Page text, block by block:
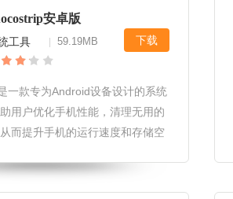
安卓版
工具 59.19MB 下载
一款专为Android设备设计的系统
用户优化手机性能，清理无用的
而提升手机的运行速度和存储空
安卓版软件类型1.系统优化工